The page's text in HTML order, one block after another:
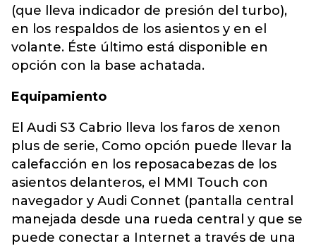
(que lleva indicador de presión del turbo),
en los respaldos de los asientos y en el
volante. Éste último está disponible en
opción con la base achatada.
Equipamiento
El Audi S3 Cabrio lleva los faros de xenon
plus de serie, Como opción puede llevar la
calefacción en los reposacabezas de los
asientos delanteros, el MMI Touch con
navegador y Audi Connet (pantalla central
manejada desde una rueda central y que se
puede conectar a Internet a través de una